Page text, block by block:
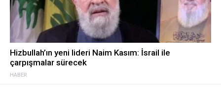
HABER
Hizbullah’ın yeni lideri Naim Kasım: İsrail ile
çarpışmalar sürecek